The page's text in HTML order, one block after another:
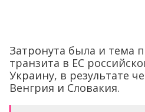
Затронута была и тема
транзита в ЕС
Украину, в результате
Венгрия и Словакия.